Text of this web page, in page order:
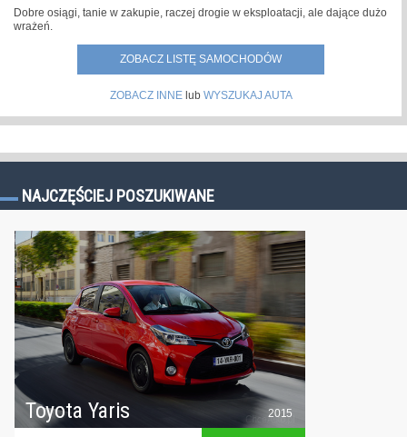
Dobre osiągi, tanie w zakupie, raczej drogie w eksploatacji, ale dające dużo
wrażeń.
ZOBACZ LISTĘ SAMOCHODÓW
ZOBACZ INNElub WYSZUKAJ AUTA
NAJCZĘŚCIEJ POSZUKIWANE
Toyota Yaris 2015